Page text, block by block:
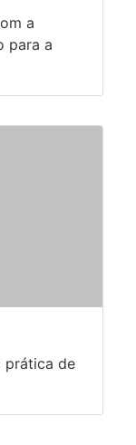
a
para a
prática de